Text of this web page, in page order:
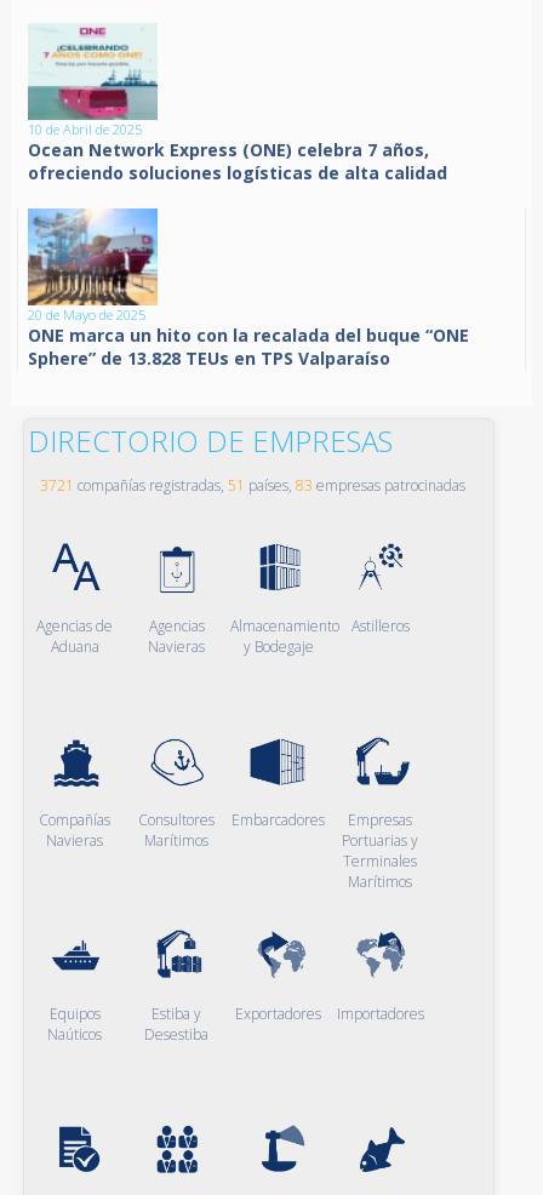
10 de Abril de 2025
Ocean Network Express (ONE) celebra 7 años,
ofreciendo soluciones logísticas de alta calidad
20 de Mayo de 2025
ONE marca un hito con la recalada del buque “ONE
Sphere” de 13.828 TEUs en TPS Valparaíso
DIRECTORIO DE EMPRESAS
3721 compañías registradas, 51 países, 83 empresas patrocinadas
Agencias de
Aduana
Agencias
Navieras
Almacenamiento
y Bodegaje
Astilleros
Compañías
Navieras
Consultores
Marítimos
Embarcadores
Empresas
Portuarias y
Terminales
Marítimos
Equipos
Naúticos
Estiba y
Desestiba
Exportadores Importadores